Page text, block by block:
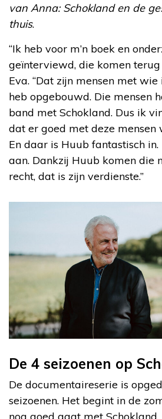
van Anna: Schokland en de
thuis.
“Ik heb voor m’n boek en
geïnterviewd, die komen terug
Eva. “Dat zijn mensen met
heb opgebouwd. Die mensen
band met Schokland. Dus ik
dat er goed met deze mensen
En daar is Huub fantastisch
aan. Dankzij Huub komen die
recht, dat is zijn verdienste.”
De 4 seizoenen op
De documentaireserie is
seizoenen. Het begint in de